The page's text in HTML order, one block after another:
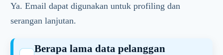
Ya. Email dapat digunakan untuk profiling dan
serangan lanjutan.
Berapa lama data pelanggan